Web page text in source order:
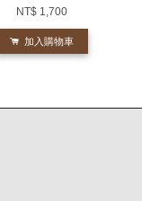
NT$ 1,700
加入購物車